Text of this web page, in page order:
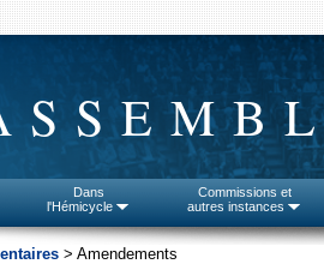
Dans
l'Hémicycle
Commissions et
autres instances
> Amendements